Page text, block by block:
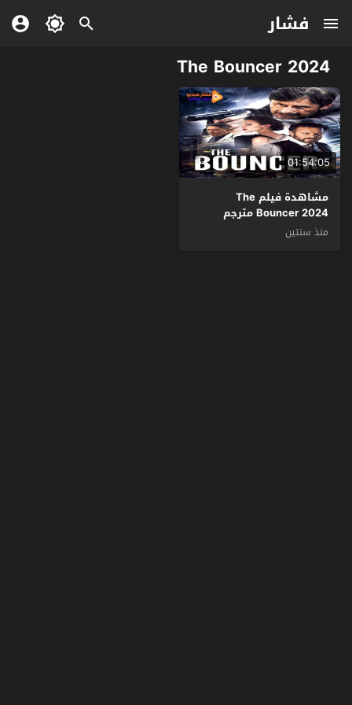
فشار
The Bouncer 2024
01:54:05
مشاهدة فيلم The
Bouncer 2024 مترجم
منذ سنتين